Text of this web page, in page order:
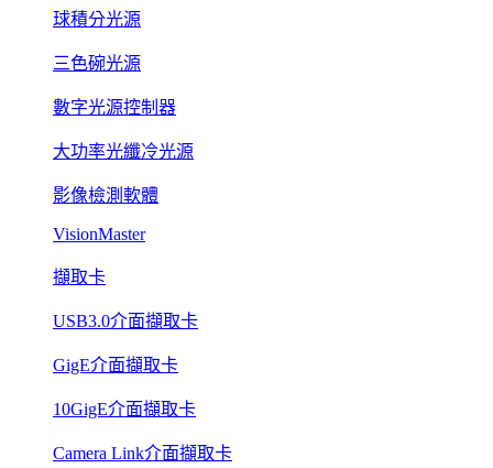
球積分光源
三色碗光源
數字光源控制器
大功率光纖冷光源
影像檢測軟體
VisionMaster
擷取卡
USB3.0介面擷取卡
GigE介面擷取卡
10GigE介面擷取卡
Camera Link介面擷取卡